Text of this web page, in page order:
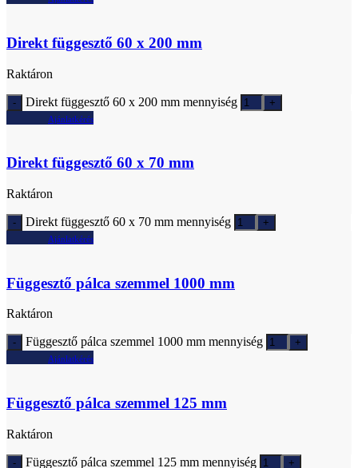
Direkt függesztő 60 x 200 mm
Raktáron
Direkt függesztő 60 x 200 mm mennyiség
Ajánlatkérés
Direkt függesztő 60 x 70 mm
Raktáron
Direkt függesztő 60 x 70 mm mennyiség
Ajánlatkérés
Függesztő pálca szemmel 1000 mm
Raktáron
Függesztő pálca szemmel 1000 mm mennyiség
Ajánlatkérés
Függesztő pálca szemmel 125 mm
Raktáron
Függesztő pálca szemmel 125 mm mennyiség